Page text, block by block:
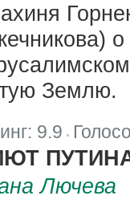
Землю.
9.9
Лючева